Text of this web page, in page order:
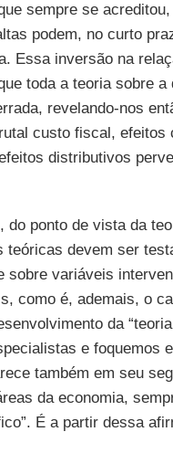
sempre se
podem, no curto
Essa inversão na
toda a teoria sobre a
revelando-nos
custo fiscal, efeitos
distributivos
ponto de vista da
teóricas devem ser
sobre variáveis
como é, ademais, o
da
e foquemos
também em seu
da economia,
É a partir dessa